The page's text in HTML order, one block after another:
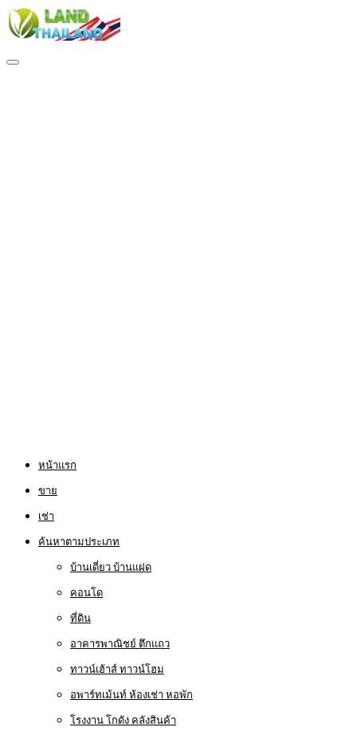
หน้าแรก
ขาย
เช่า
ค้นหาตามประเภท
บ้านเดี่ยว บ้านแฝด
คอนโด
ที่ดิน
อาคารพาณิชย์ ตึกแถว
ทาวน์เฮ้าส์ ทาวน์โฮม
อพาร์ทเม้นท์ ห้องเช่า หอพัก
โรงงาน โกดัง คลังสินค้า